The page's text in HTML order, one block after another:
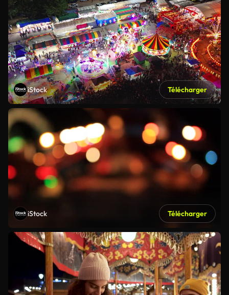
iStock Télécharger
iStock Télécharger